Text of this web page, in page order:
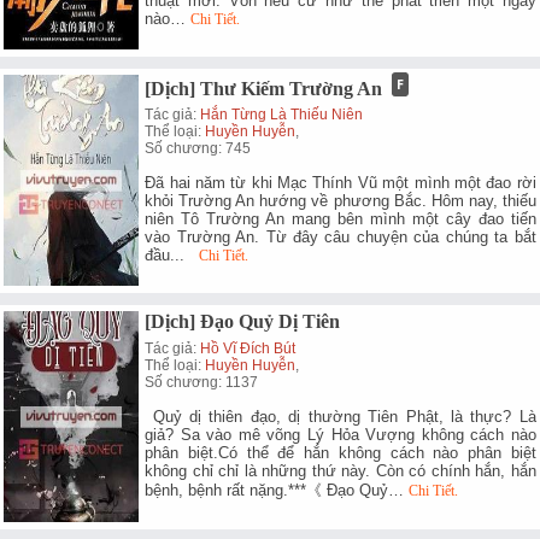
nào…Chi Tiết.
[Dịch] Thư Kiếm Trường An
Tác giả: Hắn Từng Là Thiếu Niên
Thể loại: Huyền Huyễn,
Số chương: 745
Đã hai năm từ khi Mạc Thính Vũ một mình một đao rời
khỏi Trường An hướng về phương Bắc. Hôm nay, thiếu
niên Tô Trường An mang bên mình một cây đao tiến
vào Trường An. Từ đây câu chuyện của chúng ta bắt
đầu...Chi Tiết.
[Dịch] Đạo Quỷ Dị Tiên
Tác giả: Hồ Vĩ Đích Bút
Thể loại: Huyền Huyễn
Số chương: 1137
Quỷ dị thiên đạo, dị thường Tiên Phật, là thực? Là
giả? Sa vào mê võng Lý Hỏa Vượng không cách nào
phân biệt.Có thể để hắn không cách nào phân biệt
không chỉ chỉ là những thứ này. Còn có chính hắn, hắn
bệnh, bệnh rất nặng.***《 Đạo Quỷ…Chi Tiết.